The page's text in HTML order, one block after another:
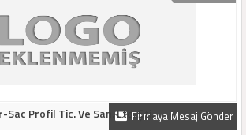
Firmaya Mesaj Gönder
Profil Tic. Ve San. Ltd. Şti.